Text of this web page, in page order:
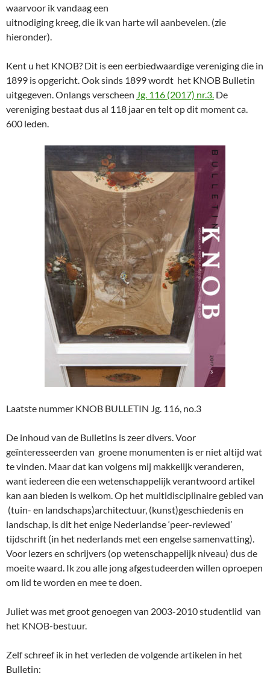
waarvoor ik vandaag een
uitnodiging kreeg, die ik van harte wil aanbevelen. (zie
hieronder).
Kent u het KNOB? Dit is een eerbiedwaardige vereniging die in
1899 is opgericht. Ook sinds 1899 wordt het KNOB Bulletin
uitgegeven. Onlangs verscheen Jg. 116 (2017) nr.3. De
vereniging bestaat dus al 118 jaar en telt op dit moment ca.
600 leden.
Laatste nummer KNOB BULLETIN Jg. 116, no.3
De inhoud van de Bulletins is zeer divers. Voor
geïnteresseerden van groene monumenten is er niet altijd wat
te vinden. Maar dat kan volgens mij makkelijk veranderen,
want iedereen die een wetenschappelijk verantwoord artikel
kan aan bieden is welkom. Op het multidisciplinaire gebied van
(tuin- en landschaps)architectuur, (kunst)geschiedenis en
landschap, is dit het enige Nederlandse ‘peer-reviewed’
tijdschrift (in het nederlands met een engelse samenvatting).
Voor lezers en schrijvers (op wetenschappelijk niveau) dus de
moeite waard. Ik zou alle jong afgestudeerden willen oproepen
om lid te worden en mee te doen.
Juliet was met groot genoegen van 2003-2010 studentlid van
het KNOB-bestuur.
Zelf schreef ik in het verleden de volgende artikelen in het
Bulletin: